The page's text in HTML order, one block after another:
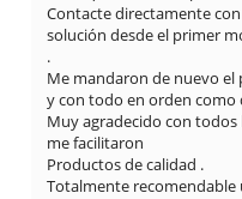
profesional y amable en
El envío fue muy rápido y
cuidan mucho los detalles:
revisión completa y vídeos
y funcionamiento. La
sido muy buena durante
Sin duda, una tienda
por la atención al cliente y
trabajan.